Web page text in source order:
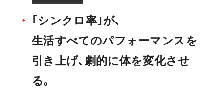
｢シンクロ率｣が､
生活すべてのパフォーマンスを
引き上げ､劇的に体を変化させ
る｡